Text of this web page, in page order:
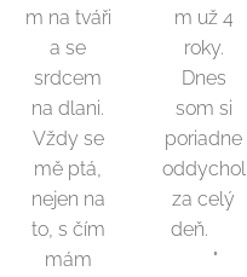
m na tváři
a se
srdcem
na dlani.
Vždy se
mě ptá,
nejen na
to, s čím
mám
m už 4
roky.
Dnes
som si
poriadne
oddychol
za celý
deň. 🙏
❤️"